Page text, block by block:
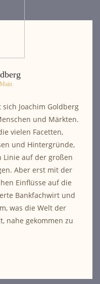
Joachim Goldberg
und Märkten.
vielen Facetten,
und Hintergründe,
Linie auf der großen
Aber erst mit der
Einflüsse auf die
Bankfachwirt und
was die Welt der
nahe gekommen zu